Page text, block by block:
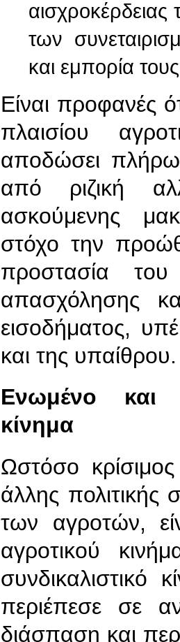
των
και εμπορία
Είναι προφανές
πλαισίου
αποδώσει
από ριζική
ασκούμενης
στόχο την
προστασία
απασχόλησης
εισοδήματος,
και της υπαίθρου.
Ενωμένο και
κίνημα
Ωστόσο
άλλης πολιτικής
των αγροτών,
αγροτικού
συνδικαλιστικό
περιέπεσε σε
διάσπαση και